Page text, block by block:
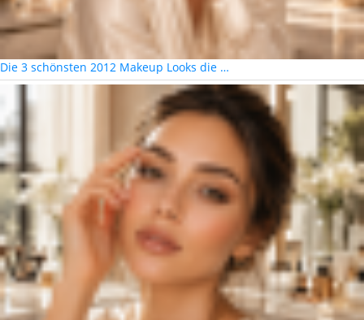
Die 3 schönsten 2012 Makeup Looks die …